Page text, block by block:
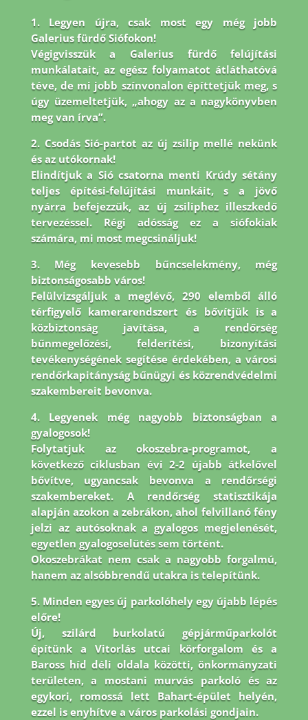
1. Legyen újra, csak most egy még jobb
Galerius fürdő Siófokon!
Végigvisszük a Galerius fürdő felújítási
munkálatait, az egész folyamatot átláthatóvá
téve, de mi jobb színvonalon építtetjük meg, s
úgy üzemeltetjük, „ahogy az a nagykönyvben
meg van írva”.
2. Csodás Sió-partot az új zsilip mellé nekünk
és az utókornak!
Elindítjuk a Sió csatorna menti Krúdy sétány
teljes építési-felújítási munkáit, s a jövő
nyárra befejezzük, az új zsiliphez illeszkedő
tervezéssel. Régi adósság ez a siófokiak
számára, mi most megcsináljuk!
3. Még kevesebb bűncselekmény, még
biztonságosabb város!
Felülvizsgáljuk a meglévő, 290 elemből álló
térfigyelő kamerarendszert és bővítjük is a
közbiztonság javítása, a rendőrség
bűnmegelőzési, felderítési, bizonyítási
tevékenységének segítése érdekében, a városi
rendőrkapitányság bűnügyi és közrendvédelmi
szakembereit bevonva.
4. Legyenek még nagyobb biztonságban a
gyalogosok!
Folytatjuk az okoszebra-programot, a
következő ciklusban évi 2-2 újabb átkelővel
bővítve, ugyancsak bevonva a rendőrségi
szakembereket. A rendőrség statisztikája
alapján azokon a zebrákon, ahol felvillanó fény
jelzi az autósoknak a gyalogos megjelenését,
egyetlen gyalogoselütés sem történt.
Okoszebrákat nem csak a nagyobb forgalmú,
hanem az alsóbbrendű utakra is telepítünk.
5. Minden egyes új parkolóhely egy újabb lépés
előre!
Új, szilárd burkolatú gépjárműparkolót
építünk a Vitorlás utcai körforgalom és a
Baross híd déli oldala közötti, önkormányzati
területen, a mostani murvás parkoló és az
egykori, romossá lett Bahart-épület helyén,
ezzel is enyhítve a város parkolási gondjain.